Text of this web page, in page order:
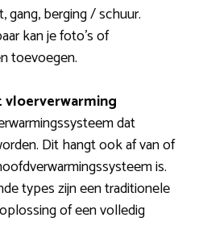
gang, berging / schuur.
kan je foto’s of
toevoegen.
vloerverwarming
dat
Dit hangt ook af van of
is.
types zijn een traditionele
of een volledig